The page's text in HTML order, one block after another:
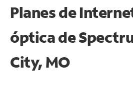
Planes de
óptica de
City, MO